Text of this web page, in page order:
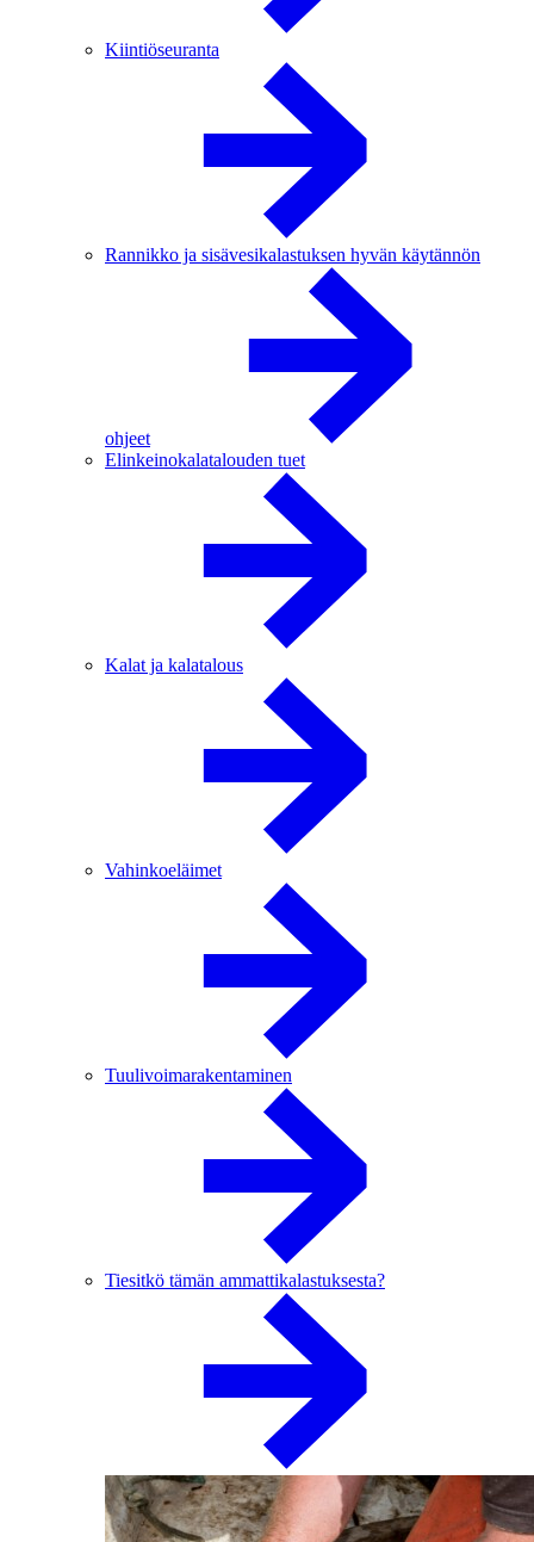
Kiintiöseuranta
Rannikko ja sisävesikalastuksen hyvän käytännön
ohjeet
Elinkeinokalatalouden tuet
Kalat ja kalatalous
Vahinkoeläimet
Tuulivoimarakentaminen
Tiesitkö tämän ammattikalastuksesta?